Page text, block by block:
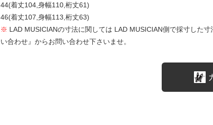
44(着丈104,身幅110,桁丈61)
46(着丈107,身幅113,桁丈63)
※ LAD MUSICIANの寸法に関しては LAD MUSICIAN側で採寸した
い合わせ』からお問い合わせ下さいませ。